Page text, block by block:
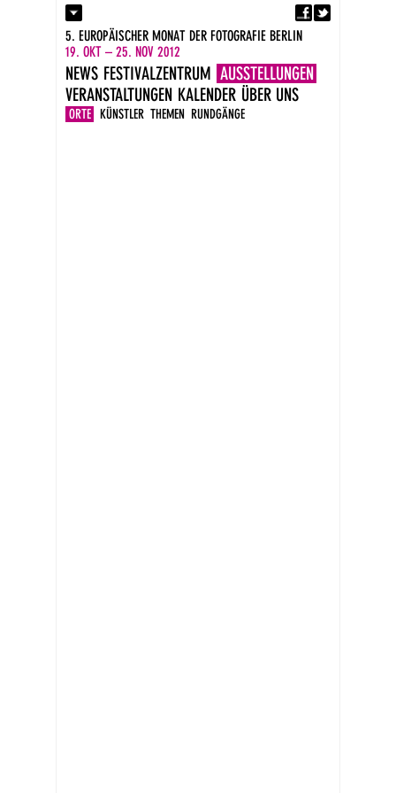
Kontakt
Presse
Impressum
DE
EN
5. EUROPÄISCHER MONAT DER FOTOGRAFIE BERLIN
19. OKT – 25. NOV 2012
NEWS FESTIVALZENTRUM AUSSTELLUNGEN
ORTE KÜNSTLER THEMEN RUNDGÄNGE
VERANSTALTUNGEN KALENDER ÜBER UNS